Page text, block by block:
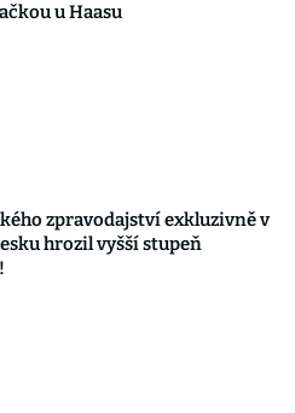
u Haasu
zpravodajství exkluzivně v
hrozil vyšší stupeň